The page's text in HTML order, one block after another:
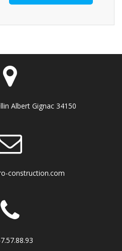
Albert Gignac 34150
construction.com